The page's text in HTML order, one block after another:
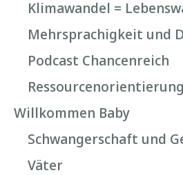
Klimawandel =
Mehrsprachigkeit und
Podcast Chancenreich
Ressourcenorientierung
Willkommen Baby
Schwangerschaft und
Väter